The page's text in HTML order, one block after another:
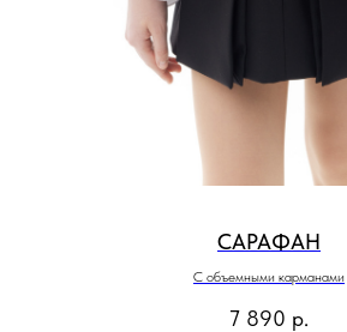
САРАФАН
С объемными карманами
7 890 р.